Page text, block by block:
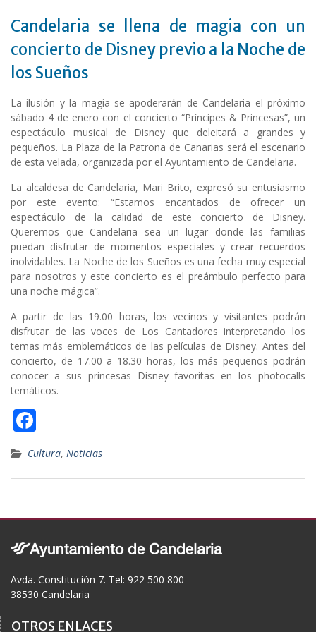
Candelaria se llena de magia con un
concierto de Disney previo a la Noche de
los Sueños
La ilusión y la magia se apoderarán de Candelaria el próximo
sábado 4 de enero con el concierto “Príncipes & Princesas”, un
espectáculo musical de Disney que deleitará a grandes y
pequeños. La Plaza de la Patrona de Canarias será el escenario
de esta velada, organizada por el Ayuntamiento de Candelaria.
La alcaldesa de Candelaria, Mari Brito, expresó su entusiasmo
por este evento: “Estamos encantados de ofrecer un
espectáculo de la calidad de este concierto de Disney.
Queremos que Candelaria sea un lugar donde las familias
puedan disfrutar de momentos especiales y crear recuerdos
inolvidables. La Noche de los Sueños es una fecha muy especial
para nosotros y este concierto es el preámbulo perfecto para
una noche mágica”.
A partir de las 19.00 horas, los vecinos y visitantes podrán
disfrutar de las voces de Los Cantadores interpretando los
temas más emblemáticos de las películas de Disney. Antes del
concierto, de 17.00 a 18.30 horas, los más pequeños podrán
conocer a sus princesas Disney favoritas en los photocalls
temáticos.
ac
e
b
o
k
Cultura, Noticias
Avda. Constitución 7. Tel: 922 500 800
38530 Candelaria
OTROS ENLACES